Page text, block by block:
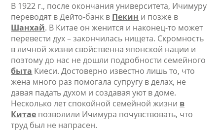
В 1922 г., после окончания университета, Ичимуру
переводят в Дейто-банк в Пекин и позже в
Шанхай. В Китае он женится и наконец-то может
перевести дух – закончилась нищета. Скромность
в личной жизни свойственна японской нации и
поэтому до нас не дошли подробности семейного
быта Киеси. Достоверно известно лишь то, что
жена много раз помогала супругу в делах, не
давая падать духом и создавая уют в доме.
Несколько лет спокойной семейной жизни в
Китае позволили Ичимура почувствовать, что
труд был не напрасен.